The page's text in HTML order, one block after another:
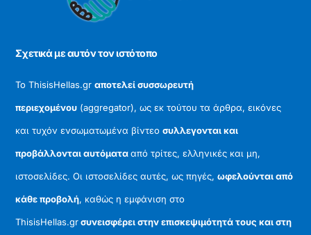
Σχετικά με αυτόν τον ιστότοπο
Το ThisisHellas.grαποτελεί συσσωρευτή
περιεχομένου (aggregator), ως εκ τούτου τα άρθρα, εικόνες
και τυχόν ενσωματωμένα βίντεοσυλλεγονται και
προβάλλονται αυτόματααπό τρίτες, ελληνικές και μη,
ιστοσελίδες. Οι ιστοσελίδες αυτές, ως πηγές,ωφελούνται από
κάθε προβολή, καθώς η εμφάνιση στο
ThisisHellas.grσυνεισφέρει στην επισκεψιμότητά τους και στη